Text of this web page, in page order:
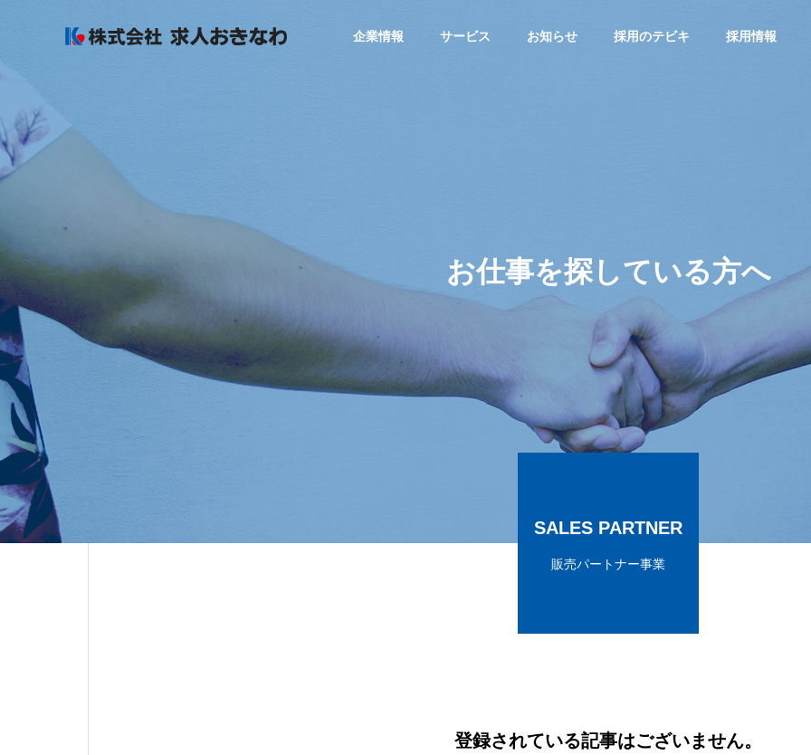
企業情報 サービス お知らせ 採用のテビキ 採用情報
企業情報
事業所
サービス
採用力アップ！
まるごと運用サ
ービス
総合求人サイ
求人サイト
転職サイトA
greキャリア
「キャリア志
向」向け転職サ
イト
お仕事を探している方へ
SALES PARTNER
販売パートナー事業
登録されている記事はございません。